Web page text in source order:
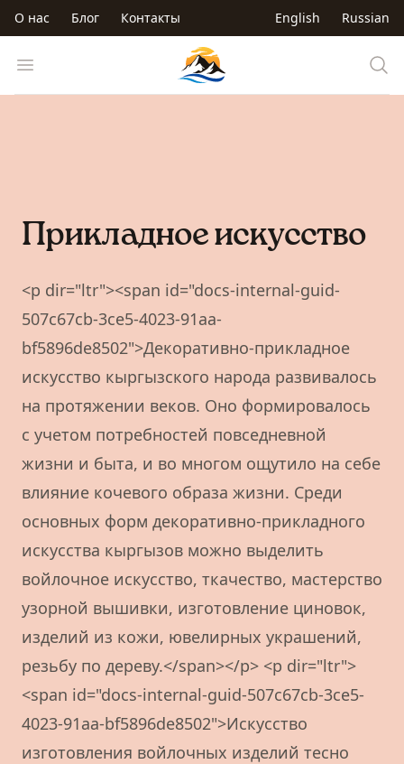
Перейти к основному содержанию
О нас Блог Контакты English Russian
Open menu Trip to Kyrgyzstan
Прикладное искусство
<p dir="ltr"><span id="docs-internal-guid-
507c67cb-3ce5-4023-91aa-
bf5896de8502">Декоративно-прикладное
искусство кыргызского народа развивалось
на протяжении веков. Оно формировалось
с учетом потребностей повседневной
жизни и быта, и во многом ощутило на себе
влияние кочевого образа жизни. Среди
основных форм декоративно-прикладного
искусства кыргызов можно выделить
войлочное искусство, ткачество, мастерство
узорной вышивки, изготовление циновок,
изделий из кожи, ювелирных украшений,
резьбу по дереву.</span></p> <p dir="ltr">
<span id="docs-internal-guid-507c67cb-3ce5-
4023-91aa-bf5896de8502">Искусство
изготовления войлочных изделий тесно